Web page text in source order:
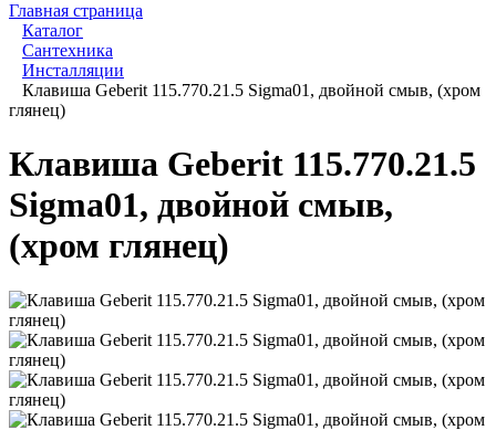
Главная страница
Каталог
Сантехника
Инсталляции
Клавиша Geberit 115.770.21.5 Sigma01, двойной смыв, (хром
глянец)
Клавиша Geberit 115.770.21.5
Sigma01, двойной смыв,
(хром глянец)